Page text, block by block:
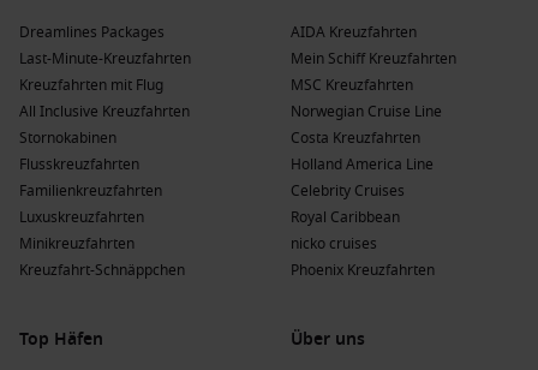
Dreamlines Packages
Last-Minute-Kreuzfahrten
Kreuzfahrten mit Flug
All Inclusive Kreuzfahrten
Stornokabinen
Flusskreuzfahrten
Familienkreuzfahrten
Luxuskreuzfahrten
Minikreuzfahrten
Kreuzfahrt-Schnäppchen
AIDA Kreuzfahrten
Mein Schiff Kreuzfahrten
MSC Kreuzfahrten
Norwegian Cruise Line
Costa Kreuzfahrten
Holland America Line
Celebrity Cruises
Royal Caribbean
nicko cruises
Phoenix Kreuzfahrten
Top Häfen
Über uns